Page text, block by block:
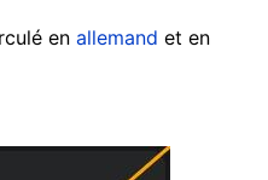
en allemand et en